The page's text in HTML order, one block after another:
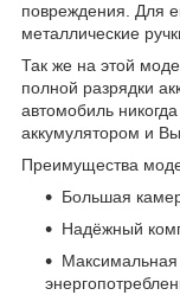
повреждения. Для
металлические
Так же на этой
полной разрядки
автомобиль
аккумулятором и
Преимущества
Большая
Надёжный
Максимальная